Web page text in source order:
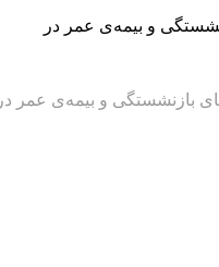
و بیمه‌ی عمر در
و بیمه‌ی عمر در